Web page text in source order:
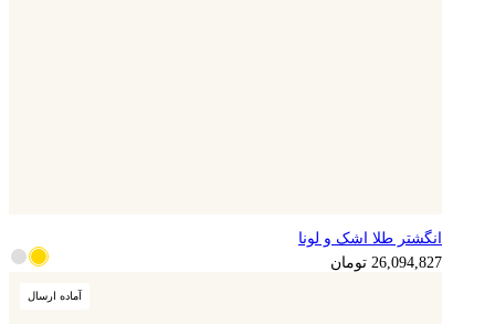
6,523,707 تومان
انگشتر طلا اشک و لونا
26,094,827 تومان
آماده ارسال